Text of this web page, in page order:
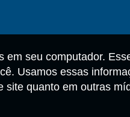
em seu computador.
Usamos essas
site quanto em outras